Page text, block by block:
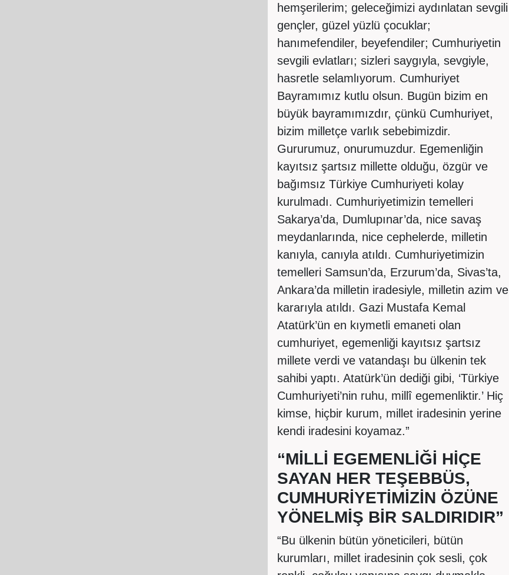
hemşerilerim; geleceğimizi aydınlatan sevgili
gençler, güzel yüzlü çocuklar;
hanımefendiler, beyefendiler; Cumhuriyetin
sevgili evlatları; sizleri saygıyla, sevgiyle,
hasretle selamlıyorum. Cumhuriyet
Bayramımız kutlu olsun. Bugün bizim en
büyük bayramımızdır, çünkü Cumhuriyet,
bizim milletçe varlık sebebimizdir.
Gururumuz, onurumuzdur. Egemenliğin
kayıtsız şartsız millette olduğu, özgür ve
bağımsız Türkiye Cumhuriyeti kolay
kurulmadı. Cumhuriyetimizin temelleri
Sakarya’da, Dumlupınar’da, nice savaş
meydanlarında, nice cephelerde, milletin
kanıyla, canıyla atıldı. Cumhuriyetimizin
temelleri Samsun’da, Erzurum’da, Sivas’ta,
Ankara’da milletin iradesiyle, milletin azim ve
kararıyla atıldı. Gazi Mustafa Kemal
Atatürk’ün en kıymetli emaneti olan
cumhuriyet, egemenliği kayıtsız şartsız
millete verdi ve vatandaşı bu ülkenin tek
sahibi yaptı. Atatürk’ün dediği gibi, ‘Türkiye
Cumhuriyeti’nin ruhu, millî egemenliktir.’ Hiç
kimse, hiçbir kurum, millet iradesinin yerine
kendi iradesini koyamaz.”
“MİLLİ EGEMENLİĞİ HİÇE
SAYAN HER TEŞEBBÜS,
CUMHURİYETİMİZİN ÖZÜNE
YÖNELMİŞ BİR SALDIRIDIR”
“Bu ülkenin bütün yöneticileri, bütün
kurumları, millet iradesinin çok sesli, çok